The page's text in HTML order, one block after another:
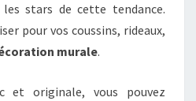
stars de cette tendance.
pour vos coussins, rideaux,
murale.
et originale, vous pouvez